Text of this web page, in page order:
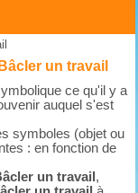
un travail
ce qu'il y a
auquel s'est
symboles (objet ou
: en fonction de
un travail,